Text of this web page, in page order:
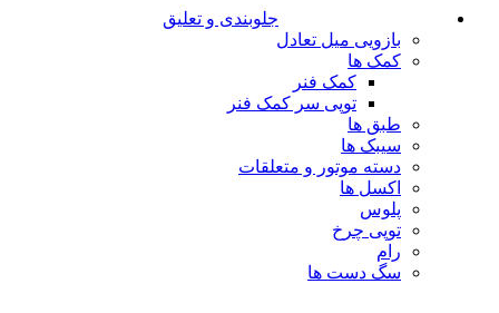
جلوبندی و تعلیق
بازویی میل تعادل
کمک ها
کمک فنر
توپی سر کمک فنر
طبق ها
سیبک ها
دسته موتور و متعلقات
اکسل ها
پلوس
توپی چرخ
رام
سگ دست ها